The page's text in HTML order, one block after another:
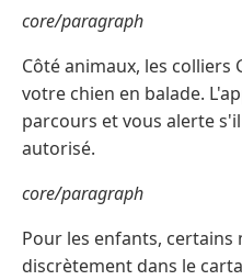
core/paragraph
Côté animaux, les colliers
votre chien en balade.
parcours et vous alerte
autorisé.
core/paragraph
Pour les enfants, certains
discrètement dans le